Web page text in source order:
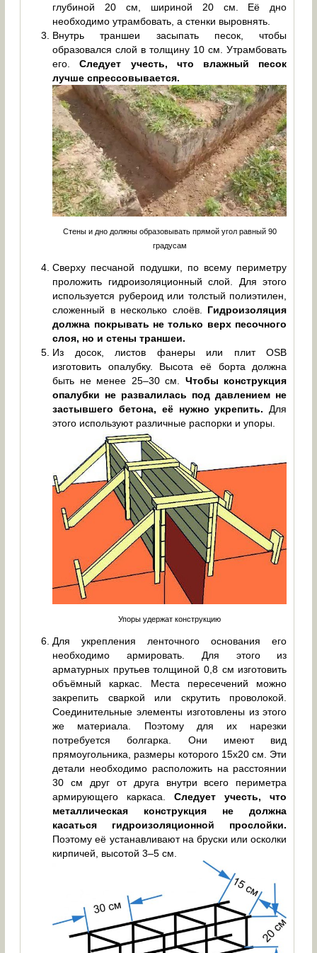
глубиной 20 см, шириной 20 см. Её дно
необходимо утрамбовать, а стенки выровнять.
Внутрь траншеи засыпать песок, чтобы
образовался слой в толщину 10 см. Утрамбовать
его.Следует учесть, что влажный песок
лучше спрессовывается.
Стены и дно должны образовывать прямой угол равный 90
градусам
Сверху песчаной подушки, по всему периметру
проложить гидроизоляционный слой. Для этого
используется рубероид или толстый полиэтилен,
сложенный в несколько слоёв. Гидроизоляция
должна покрывать не только верх песочного
слоя, но и стены траншеи.
Из досок, листов фанеры или плит OSB
изготовить опалубку. Высота её борта должна
быть не менее 25–30 см. Чтобы конструкция
опалубки не развалилась под давлением не
застывшего бетона, её нужно укрепить. Для
этого используют различные распорки и упоры.
Упоры удержат конструкцию
Для укрепления ленточного основания его
необходимо армировать. Для этого из
арматурных прутьев толщиной 0,8 см изготовить
объёмный каркас. Места пересечений можно
закрепить сваркой или скрутить проволокой.
Соединительные элементы изготовлены из этого
же материала. Поэтому для их нарезки
потребуется болгарка. Они имеют вид
прямоугольника, размеры которого 15х20 см. Эти
детали необходимо расположить на расстоянии
30 см друг от друга внутри всего периметра
армирующего каркаса.Следует учесть, что
металлическая конструкция не должна
касаться гидроизоляционной прослойки.
Поэтому её устанавливают на бруски или осколки
кирпичей, высотой 3–5 см.